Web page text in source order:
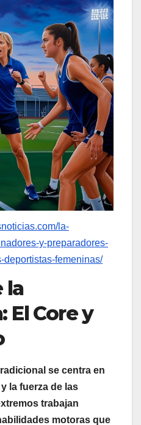
la-
y-preparadores-
femeninas/
la
El Core y
se centra en
la fuerza de las
trabajan
motoras que